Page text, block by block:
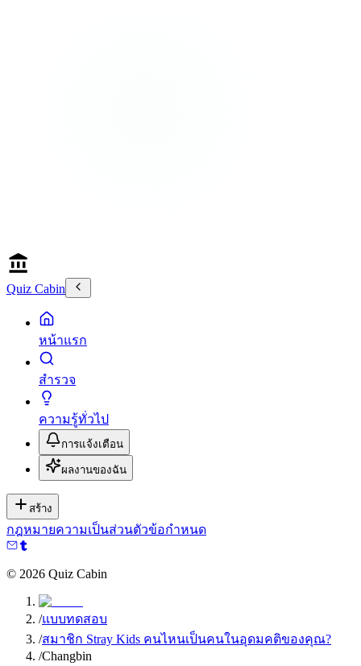
Quiz Cabin
หน้าแรก
สำรวจ
ความรู้ทั่วไป
การแจ้งเตือน
ผลงานของฉัน
สร้าง
กฎหมายความเป็นส่วนตัวข้อกำหนด
© 2026 Quiz Cabin
/แบบทดสอบ
/สมาชิก Stray Kids คนไหนเป็นคนในอุดมคติของคุณ?
/Changbin